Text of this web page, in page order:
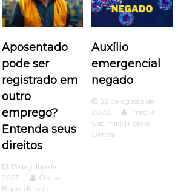
Aposentado
pode ser
registrado em
outro
emprego?
Entenda seus
direitos
13 de julho de
2025
Oseias
Bueno Ribeiro
Auxílio
emergencial
negado
22 de agosto de
2020
Priscila
Casimiro Ribeiro
Garcia